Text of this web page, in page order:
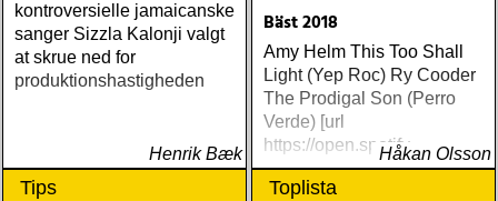
kontroversielle jamaicanske
sanger Sizzla Kalonji valgt
at skrue ned for
produktionshastigheden
Henrik Bæk
Bäst 2018
Amy Helm This Too Shall
Light (Yep Roc) Ry Cooder
The Prodigal Son (Perro
Verde) [url
https://open.spotifyHåkan Olsson
Tips Toplista